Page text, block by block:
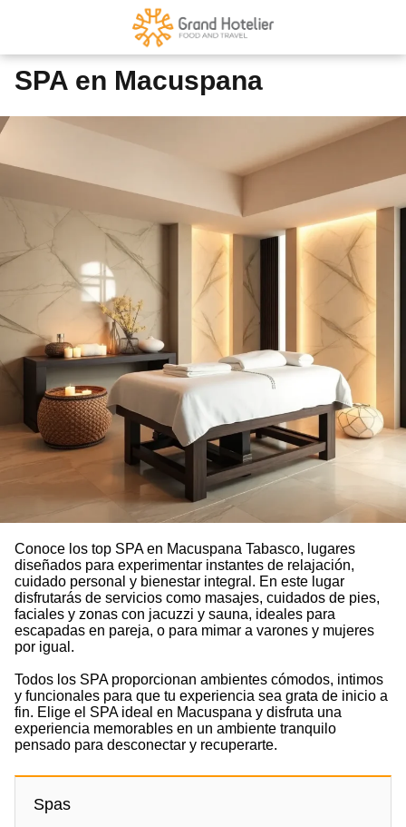
SPA en Macuspana
Conoce los top SPA en Macuspana Tabasco, lugares
diseñados para experimentar instantes de relajación,
cuidado personal y bienestar integral. En este lugar
disfrutarás de servicios como masajes, cuidados de pies,
faciales y zonas con jacuzzi y sauna, ideales para
escapadas en pareja, o para mimar a varones y mujeres
por igual.
Todos los SPA proporcionan ambientes cómodos, intimos
y funcionales para que tu experiencia sea grata de inicio a
fin. Elige el SPA ideal en Macuspana y disfruta una
experiencia memorables en un ambiente tranquilo
pensado para desconectar y recuperarte.
Spas